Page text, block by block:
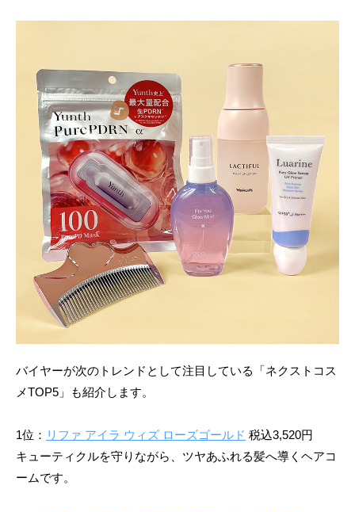
バイヤーが次のトレンドとして注目している「ネクストコス
メTOP5」も紹介します。
1位： リファ アイラ ウィズ ローズゴールド 税込3,520円
キューティクルを守りながら、ツヤあふれる髪へ導くヘアコ
ームです。